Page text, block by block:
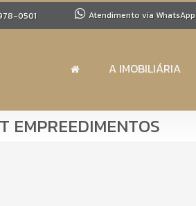
0501 Atendimento via WhatsApp
A IMOBILIÁRIA